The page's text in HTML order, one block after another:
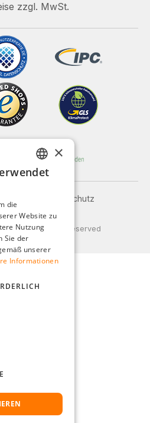
zzgl. MwSt.
Datenschutz
und Zahlung
All Rights Reserved
GERMAN
FRENCH
DUTCH
×
die
Website zu
Nutzung
Sie der
unserer
Informationen